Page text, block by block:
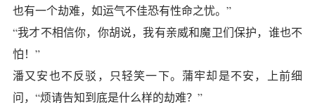
也有一个劫难，如运气不佳恐有性命之忧。”
“我才不相信你，你胡说，我有亲威和魔卫们保护，谁也不
怕！”
潘又安也不反驳，只轻笑一下。蒲牢却是不安，上前细
问，“烦请告知到底是什么样的劫难？”